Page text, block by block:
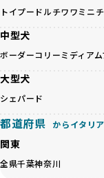
るかを評価する12
り、より高い基準
ます。
その結果、合格率
良ブリーダーのみ
BreederFamiliesで
ゃんを家族のよう
のみを厳選してい
心して選べる選択
「BreederFamiles
こちら
避けます。無計画
殖を徹底しているの
一方、営利優先ブ
が多く見受けられ
等体格の異なるリ
ペットショップや
られるなど、心身
トイプードルチワワミニ
中型犬
ボーダーコリーミディア
大型犬
シェパード
都道府県 からイタリ
関東
全県千葉神奈川